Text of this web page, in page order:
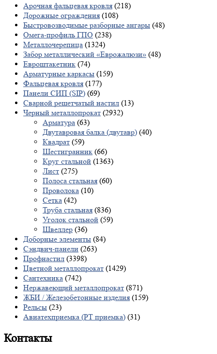
Арочная фальцевая кровля (218)
Дорожные ограждения (108)
Быстровозводимые разборные ангары (48)
Омега-профиль ГПО (238)
Металлочерепица (1324)
Забор металлический «Еврожалюзи» (48)
Евроштакетник (74)
Арматурные каркасы (159)
Фальцевая кровля (177)
Панели СИП (SIP) (69)
Сварной решетчатый настил (13)
Черный металлопрокат (2932)
Арматура (63)
Двутавровая балка (двутавр) (40)
Квадрат (59)
Шестигранник (66)
Круг стальной (1363)
Лист (275)
Полоса стальная (60)
Проволока (10)
Сетка (42)
Труба стальная (836)
Уголок стальной (59)
Швеллер (36)
Доборные элементы (84)
Сэндвич-панели (263)
Профнастил (3398)
Цветной металлопрокат (1429)
Сантехника (742)
Нержавеющий металлопрокат (871)
ЖБИ / Железобетонные изделия (159)
Рельсы (23)
Авиатехприемка (РТ приемка) (31)
Контакты